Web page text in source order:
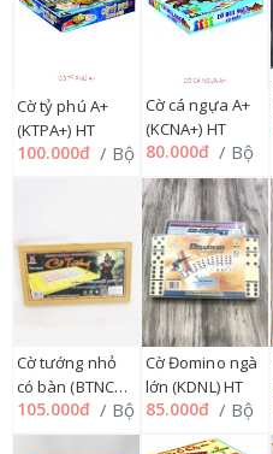
Cờ tỷ phú A+
(KTPA+) HT
100.000đ / Bộ
Cờ cá ngựa A+
(KCNA+) HT
80.000đ / Bộ
Cờ tướng nhỏ
có bàn (BTNCC)
HT
105.000đ / Bộ
Cờ Đomino ngà
lớn (KDNL) HT
85.000đ / Bộ